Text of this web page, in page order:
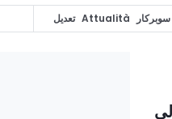
سوبركار Attualità تعديل